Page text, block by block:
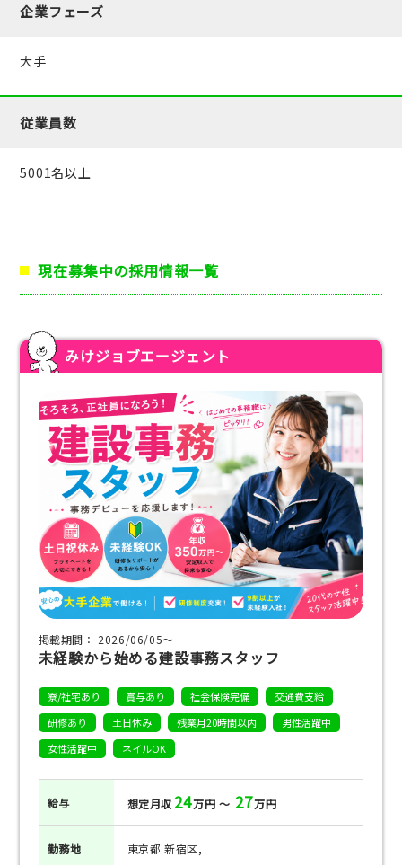
企業フェーズ
大手
従業員数
5001名以上
現在募集中の採用情報一覧
みけジョブエージェント
掲載期間： 2026/06/05〜
未経験から始める建設事務スタッフ
寮/社宅あり 賞与あり 社会保険完備
交通費支給
研修あり
土日休み 残業月20時間以内
男性活躍中
女性活躍中
ネイルOK
給与 想定月収 24万円 ～ 27万円
勤務地 東京都 新宿区,